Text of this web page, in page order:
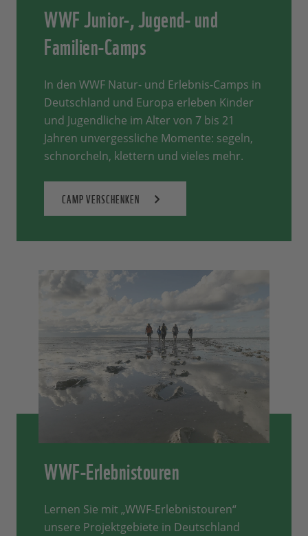
WWF Junior-, Jugend- und
Familien-Camps
In den WWF Natur- und Erlebnis-Camps in
Deutschland und Europa erleben Kinder
und Jugendliche im Alter von 7 bis 21
Jahren unvergessliche Momente: segeln,
schnorcheln, klettern und vieles mehr.
CAMP VERSCHENKEN
WWF-Erlebnistouren
Lernen Sie mit „WWF-Erlebnistouren“
unsere Projektgebiete in Deutschland